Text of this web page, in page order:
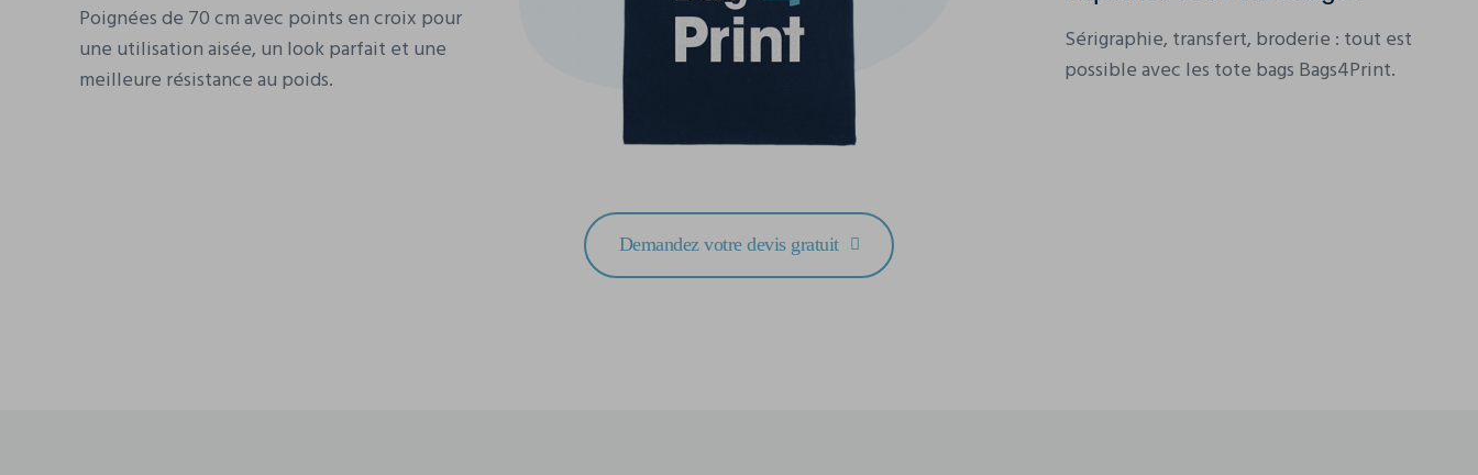
Poignées de 70 cm avec points en croix pour
une utilisation aisée, un look parfait et une
meilleure résistance au poids.
Sérigraphie, transfert, broderie : tout est
possible avec les tote bags Bags4Print.
Demandez votre devis gratuit